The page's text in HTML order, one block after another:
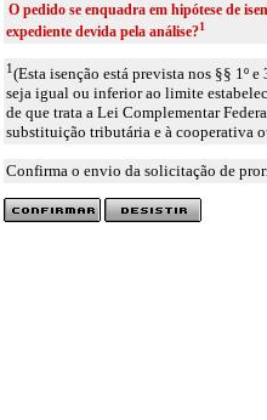
O pedido se enquadra em hipótese de
expediente devida pela análise?1
1(Esta isenção está prevista nos §§ 1º
seja igual ou inferior ao limite
de que trata a Lei Complementar
substituição tributária e à cooperativa
Confirma o envio da solicitação de